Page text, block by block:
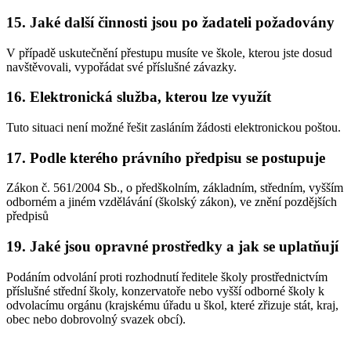
15. Jaké další činnosti jsou po žadateli požadovány
V případě uskutečnění přestupu musíte ve škole, kterou jste dosud
navštěvovali, vypořádat své příslušné závazky.
16. Elektronická služba, kterou lze využít
Tuto situaci není možné řešit zasláním žádosti elektronickou poštou.
17. Podle kterého právního předpisu se postupuje
Zákon č. 561/2004 Sb., o předškolním, základním, středním, vyšším
odborném a jiném vzdělávání (školský zákon), ve znění pozdějších
předpisů
19. Jaké jsou opravné prostředky a jak se uplatňují
Podáním odvolání proti rozhodnutí ředitele školy prostřednictvím
příslušné střední školy, konzervatoře nebo vyšší odborné školy k
odvolacímu orgánu (krajskému úřadu u škol, které zřizuje stát, kraj,
obec nebo dobrovolný svazek obcí).